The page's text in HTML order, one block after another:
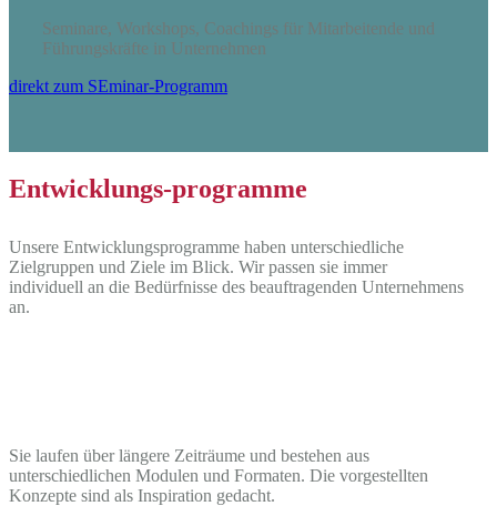
Seminare, Workshops, Coachings für Mitarbeitende und
Führungskräfte in Unternehmen
direkt zum SEminar-Programm
Entwicklungs-programme
Unsere Entwicklungsprogramme haben unterschiedliche
Zielgruppen und Ziele im Blick. Wir passen sie immer
individuell an die Bedürfnisse des beauftragenden Unternehmens
an.
Sie laufen über längere Zeiträume und bestehen aus
unterschiedlichen Modulen und Formaten. Die vorgestellten
Konzepte sind als Inspiration gedacht.